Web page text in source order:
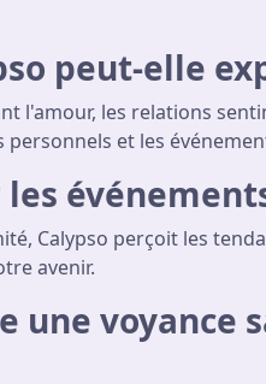
peut-elle
l'amour, les relations
et les
Calypso perçoit les
avenir.
une voyance